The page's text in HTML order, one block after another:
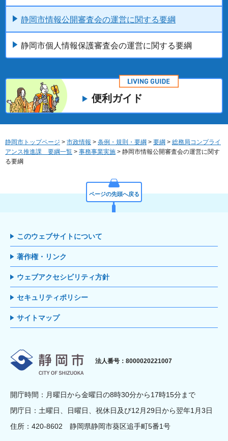
静岡市情報公開審査会の運営に関する要綱
静岡市個人情報保護審査会の運営に関する要綱
便利ガイド
静岡市トップページ > 市政情報 > 条例・規則・要綱 > 要綱 > 総務局コンプライ
アンス推進課 要綱一覧 > 事務事業実施 > 静岡市情報公開審査会の運営に関す
る要綱
ページの先頭へ戻る
このウェブサイトについて
著作権・リンク
ウェブアクセシビリティ方針
セキュリティポリシー
サイトマップ
静岡市
法人番号：8000020221007
開庁時間：月曜日から金曜日の8時30分から17時15分まで
閉庁日：土曜日、日曜日、祝休日及び12月29日から翌年1月3日
住所：420-8602 静岡県静岡市葵区追手町5番1号